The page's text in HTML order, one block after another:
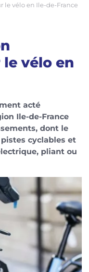
le vélo en Ile-de-France
vélo en
acté
Ile-de-France
dont le
cyclables et
pliant ou